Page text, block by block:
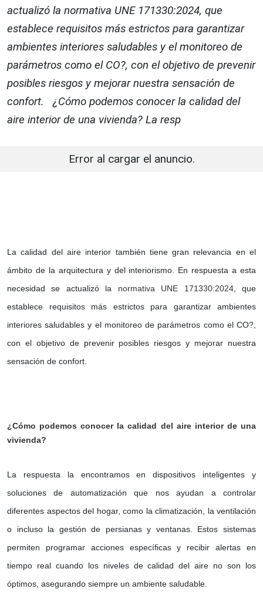
actualizó la normativa UNE 171330:2024, que
establece requisitos más estrictos para garantizar
ambientes interiores saludables y el monitoreo de
parámetros como el CO?, con el objetivo de prevenir
posibles riesgos y mejorar nuestra sensación de
confort. ¿Cómo podemos conocer la calidad del
aire interior de una vivienda? La resp
Error al cargar el anuncio.
La calidad del aire interior también tiene gran relevancia en el
ámbito de la arquitectura y del interiorismo. En respuesta a esta
necesidad se actualizó la normativa UNE 171330:2024, que
establece requisitos más estrictos para garantizar ambientes
interiores saludables y el monitoreo de parámetros como el CO?,
con el objetivo de prevenir posibles riesgos y mejorar nuestra
sensación de confort.
¿Cómo podemos conocer la calidad del aire interior de una
vivienda?
La respuesta la encontramos en dispositivos inteligentes y
soluciones de automatización que nos ayudan a controlar
diferentes aspectos del hogar, como la climatización, la ventilación
o incluso la gestión de persianas y ventanas. Estos sistemas
permiten programar acciones específicas y recibir alertas en
tiempo real cuando los niveles de calidad del aire no son los
óptimos, asegurando siempre un ambiente saludable.